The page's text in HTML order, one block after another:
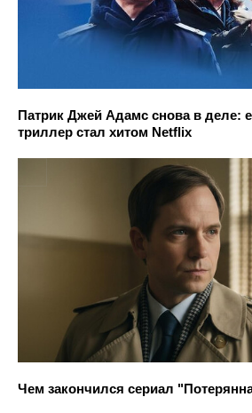
Патрик Джей Адамс снова в деле:
триллер стал хитом Netflix
Чем закончился сериал